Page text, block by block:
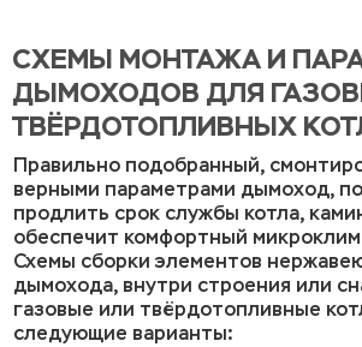
СХЕМЫ МОНТАЖА И
ДЫМОХОДОВ ДЛЯ
ТВЁРДОТОПЛИВНЫХ
Правильно подобранный,
верными параметрами дымоход,
продлить срок службы котла,
обеспечит комфортный
Схемы сборки элементов
дымохода, внутри строения или
газовые или твёрдотопливные
следующие варианты: